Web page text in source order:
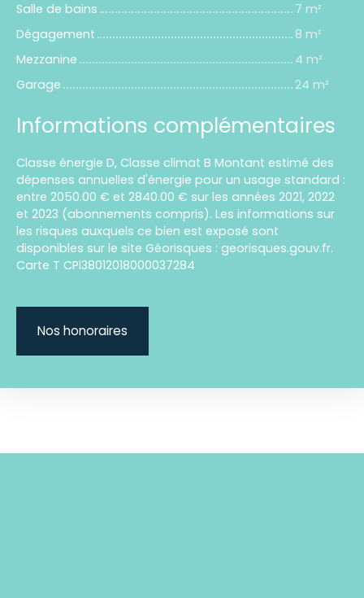
Salle de bains
7 m²
Dégagement
8 m²
Mezzanine
4 m²
Garage
24 m²
Informations complémentaires
Classe énergie D, Classe climat B Montant estimé des
dépenses annuelles d'énergie pour un usage standard :
entre 2050.00 € et 2840.00 € sur les années 2021, 2022
et 2023 (abonnements compris). Les informations sur
les risques auxquels ce bien est exposé sont
disponibles sur le site Géorisques : georisques.gouv.fr.
Carte T CPl38012018000037284
Nos honoraires